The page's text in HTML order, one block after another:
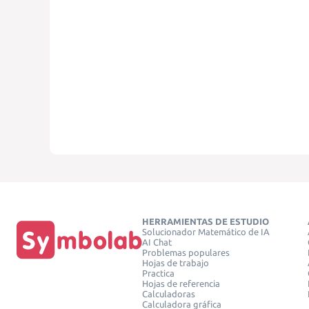
HERRAMIENTAS DE ESTUDIO
Solucionador Matemático de IA
AI Chat
Problemas populares
Hojas de trabajo
Practica
Hojas de referencia
Calculadoras
Calculadora gráfica